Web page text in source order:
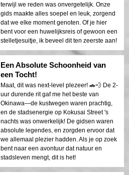
terwijl we reden was onvergetelijk. Onze
gids maakte alles soepel en leuk, zorgend
dat we elke moment genoten. Of je hier
bent voor een huwelijksreis of gewoon een
stelletjesuitje, ik beveel dit ten zeerste aan!
Een Absolute Schoonheid van
een Tocht!
Maat, dit was next-level plezeer! 🚗💨 De 2-
uur durende rit gaf me het beste van
Okinawa—de kustwegen waren prachtig,
en de stadsenergie op Kokusai Street 's
nachts was onwerkelijk! De gidsen waren
absolute legendes, en zorgden ervoor dat
we allemaal plezier hadden. Als je op zoek
bent naar een avontuur dat natuur en
stadsleven mengt, dit is het!